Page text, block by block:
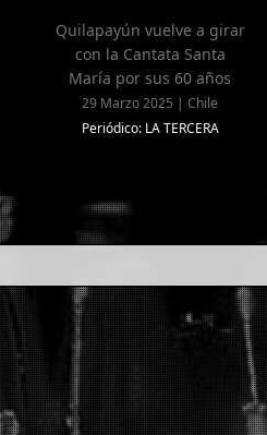
Quilapayún vuelve a girar
con la Cantata Santa
María por sus 60 años
29 Marzo 2025 | Chile
Periódico: LA TERCERA